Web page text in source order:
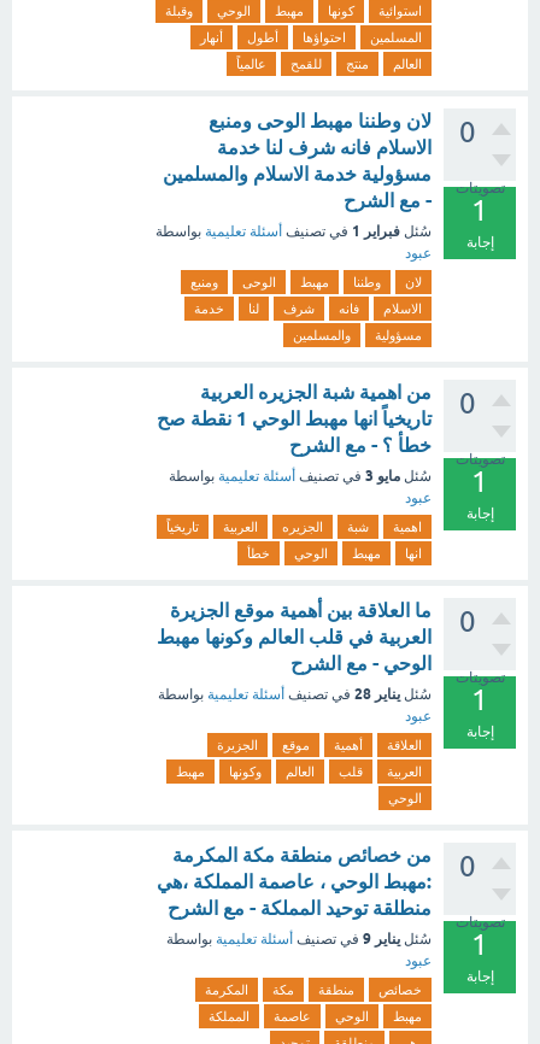
استوائية
كونها مهبط الوحي
وقبلة
المسلمين
احتواؤها أطول
أنهار
العالم
منتج للقمح عالمياً
0
تصويتات
1
إجابة
لان وطننا مهبط الوحى ومنبع
الاسلام فانه شرف لنا خدمة
مسؤولية خدمة الاسلام والمسلمين
- مع الشرح
سُئل فبراير 1 في تصنيف أسئلة تعليمية بواسطة
عبود
لان وطننا مهبط الوحى
ومنبع
الاسلام
فانه شرف لنا
خدمة
مسؤولية
والمسلمين
0
تصويتات
1
إجابة
من اهمية شبة الجزيره العربية
تاريخياً انها مهبط الوحي 1 نقطة صح
خطأ ؟ - مع الشرح
سُئل مايو 3 في تصنيف أسئلة تعليمية بواسطة
عبود
اهمية شبة الجزيره العربية
تاريخياً
انها
مهبط الوحي خطأ
0
تصويتات
1
إجابة
ما العلاقة بين أهمية موقع الجزيرة
العربية في قلب العالم وكونها مهبط
الوحي - مع الشرح
سُئل يناير 28 في تصنيف أسئلة تعليمية بواسطة
عبود
العلاقة أهمية موقع
الجزيرة
العربية
قلب العالم وكونها
مهبط
الوحي
0
تصويتات
1
إجابة
من خصائص منطقة مكة المكرمة
:مهبط الوحي ، عاصمة المملكة ،هي
منطلقة توحيد المملكة - مع الشرح
سُئل يناير 9 في تصنيف أسئلة تعليمية بواسطة
عبود
خصائص منطقة مكة
المكرمة
مهبط
الوحي عاصمة
المملكة